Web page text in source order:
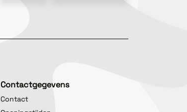
Contactgegevens
Contact